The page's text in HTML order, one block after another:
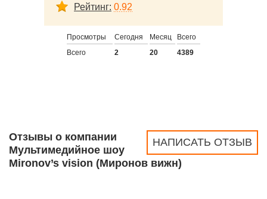
Рейтинг: 0.92
Просмотры Сегодня Месяц
Всего
Всего
2 20 4389
НАПИСАТЬ ОТЗЫВ
Отзывы о компании
Мультимедийное шоу
Mironov’s vision (Миронов вижн)